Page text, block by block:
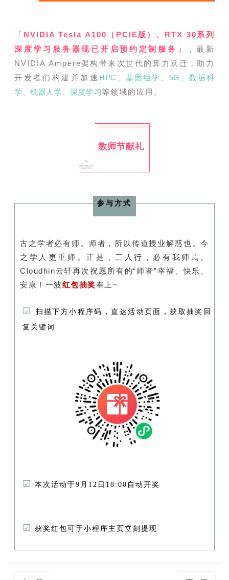
「NVIDIA Tesla A100（PCIE版）、RTX 30系列
深度学习服务器现已开启预约定制服务」
，最新
NVIDIA Ampere架构带来次世代的算力跃迁，助力
开发者们构建并加速 HPC、基因组学、5G、数据科
学、机器人学、深度学习等领域的应用。
教师节献礼
参与方式
古之学者必有师。师者，所以传道授业解惑也。今
之学人更重师。正是，三人行，必有我师焉。
Cloudhin云轩再次祝愿所有的“师者”幸福、快乐、
安康！一波红包抽奖奉上~
☑
扫描下方小程序码，直达活动页面，获取抽奖回
复关键词
☑ 本次活动于9月12日18:00自动开奖
☑ 获奖红包可于小程序主页立刻提现